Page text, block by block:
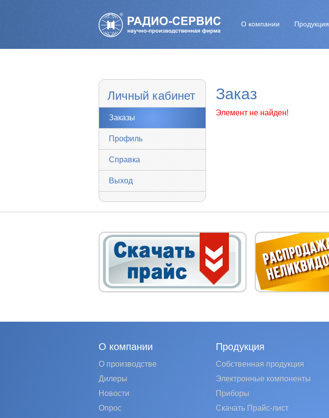
О компании Продукция
Личный кабинет
Заказы
Профиль
Справка
Выход
Заказ
Элемент не найден!
О компании
О производстве
Дилеры
Новости
Опрос
Продукция
Собственная продукция
Электронные компоненты
Приборы
Скачать Прайс-лист